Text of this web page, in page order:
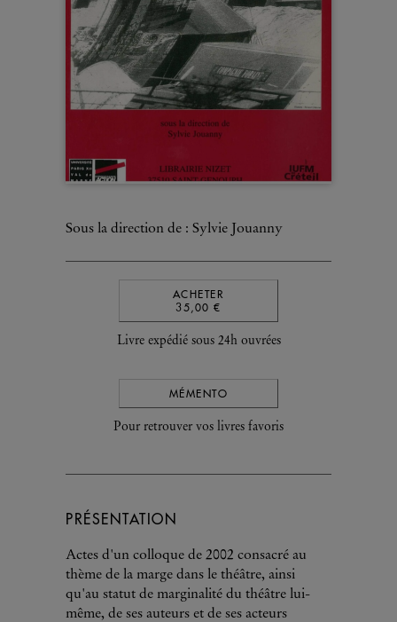
Sous la direction de : Sylvie Jouanny
ACHETER
35,00 €
Livre expédié sous 24h ouvrées
MÉMENTO
Pour retrouver vos livres favoris
PRÉSENTATION
Actes d'un colloque de 2002 consacré au
thème de la marge dans le théâtre, ainsi
qu'au statut de marginalité du théâtre lui-
même, de ses auteurs et de ses acteurs